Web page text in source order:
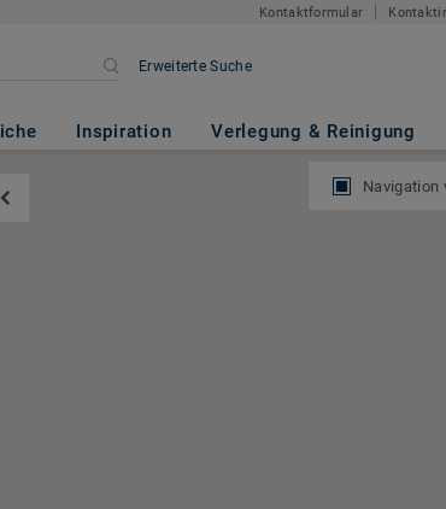
Kontaktformular
Erweiterte Suche
Inspiration Verlegung & Reinigung
Navigation